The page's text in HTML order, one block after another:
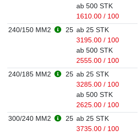
ab 500 STK
1610.00 / 100
240/150 MM2
25 ab 25 STK
3195.00 / 100
ab 500 STK
2555.00 / 100
240/185 MM2
25 ab 25 STK
3285.00 / 100
ab 500 STK
2625.00 / 100
300/240 MM2
25 ab 25 STK
3735.00 / 100